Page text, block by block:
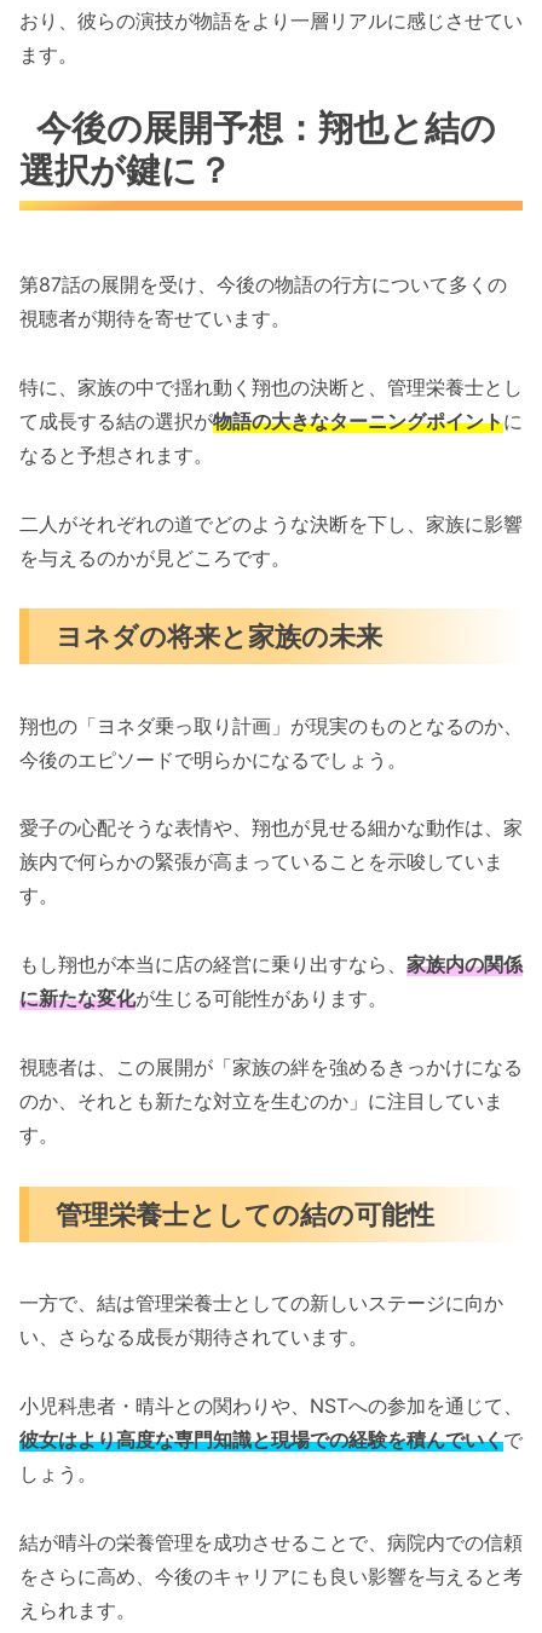
おり、彼らの演技が物語をより一層リアルに感じさせてい
ます。
今後の展開予想：翔也と結の
選択が鍵に？
第87話の展開を受け、今後の物語の行方について多くの
視聴者が期待を寄せています。
特に、家族の中で揺れ動く翔也の決断と、管理栄養士とし
て成長する結の選択が物語の大きなターニングポイントに
なると予想されます。
二人がそれぞれの道でどのような決断を下し、家族に影響
を与えるのかが見どころです。
ヨネダの将来と家族の未来
翔也の「ヨネダ乗っ取り計画」が現実のものとなるのか、
今後のエピソードで明らかになるでしょう。
愛子の心配そうな表情や、翔也が見せる細かな動作は、家
族内で何らかの緊張が高まっていることを示唆していま
す。
もし翔也が本当に店の経営に乗り出すなら、 家族内の関係
に新たな変化が生じる可能性があります。
視聴者は、この展開が「家族の絆を強めるきっかけになる
のか、それとも新たな対立を生むのか」に注目していま
す。
管理栄養士としての結の可能性
一方で、結は管理栄養士としての新しいステージに向か
い、さらなる成長が期待されています。
小児科患者・晴斗との関わりや、NSTへの参加を通じて、
彼女はより高度な専門知識と現場での経験を積んでいくで
しょう。
結が晴斗の栄養管理を成功させることで、病院内での信頼
をさらに高め、今後のキャリアにも良い影響を与えると考
えられます。